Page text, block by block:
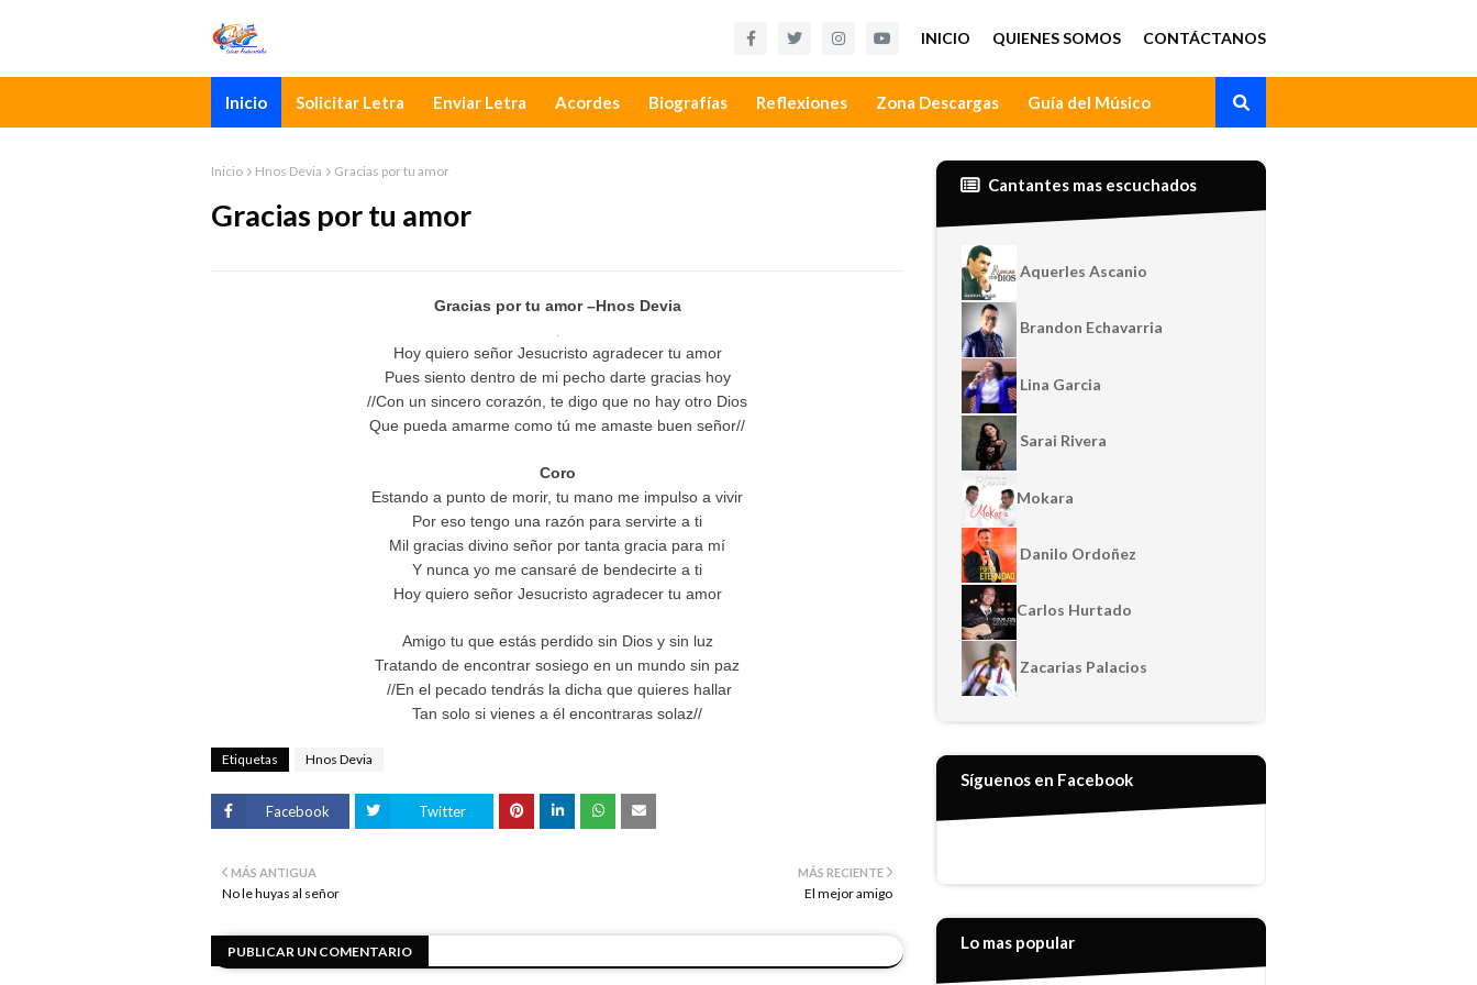
INICIO QUIENES SOMOS CONTÁCTANOS
Inicio Solicitar Letra Enviar Letra Acordes Biografías Reflexiones Zona Descargas Guía del Músico
Inicio Hnos Devia Gracias por tu amor
Gracias por tu amor
Gracias por tu amor –Hnos Devia
Hoy quiero señor Jesucristo agradecer tu amor
Pues siento dentro de mi pecho darte gracias hoy
//Con un sincero corazón, te digo que no hay otro Dios
Que pueda amarme como tú me amaste buen señor//
Coro
Estando a punto de morir, tu mano me impulso a vivir
Por eso tengo una razón para servirte a ti
Mil gracias divino señor por tanta gracia para mí
Y nunca yo me cansaré de bendecirte a ti
Hoy quiero señor Jesucristo agradecer tu amor
Amigo tu que estás perdido sin Dios y sin luz
Tratando de encontrar sosiego en un mundo sin paz
//En el pecado tendrás la dicha que quieres hallar
Tan solo si vienes a él encontraras solaz//
Etiquetas Hnos Devia
Facebook Twitter
MÁS RECIENTE
El mejor amigo
MÁS ANTIGUA
No le huyas al señor
PUBLICAR UN COMENTARIO
Cantantes mas escuchados
Aquerles Ascanio
Brandon Echavarria
Lina Garcia
Sarai Rivera
Mokara
Danilo Ordoñez
Carlos Hurtado
Zacarias Palacios
Síguenos en Facebook
Lo mas popular